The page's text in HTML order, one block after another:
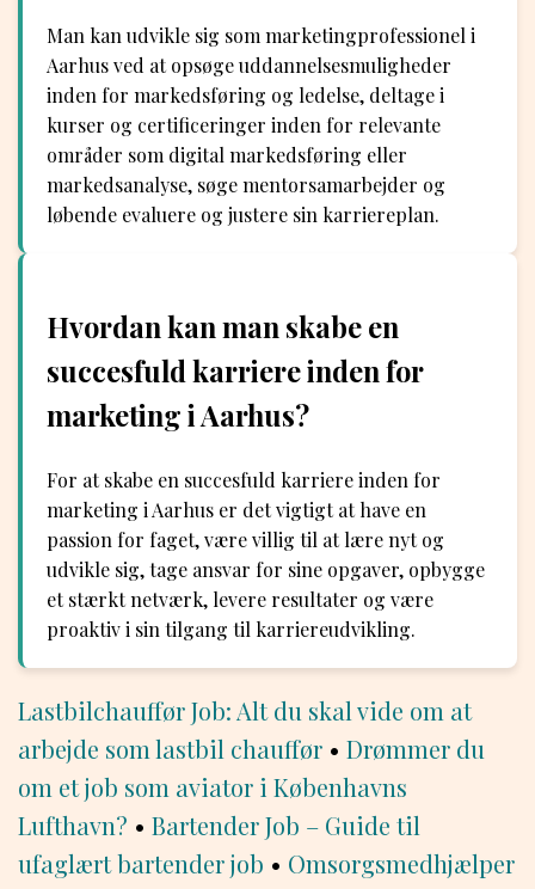
Man kan udvikle sig som marketingprofessionel i
Aarhus ved at opsøge uddannelsesmuligheder
inden for markedsføring og ledelse, deltage i
kurser og certificeringer inden for relevante
områder som digital markedsføring eller
markedsanalyse, søge mentorsamarbejder og
løbende evaluere og justere sin karriereplan.
Hvordan kan man skabe en
succesfuld karriere inden for
marketing i Aarhus?
For at skabe en succesfuld karriere inden for
marketing i Aarhus er det vigtigt at have en
passion for faget, være villig til at lære nyt og
udvikle sig, tage ansvar for sine opgaver, opbygge
et stærkt netværk, levere resultater og være
proaktiv i sin tilgang til karriereudvikling.
Lastbilchauffør Job: Alt du skal vide om at
arbejde som lastbil chauffør • Drømmer du
om et job som aviator i Københavns
Lufthavn? • Bartender Job – Guide til
ufaglært bartender job • Omsorgsmedhjælper